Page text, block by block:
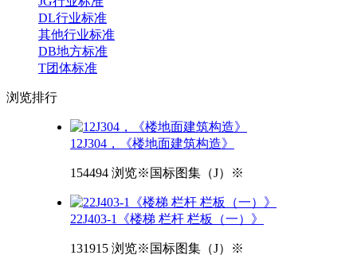
DL行业标准
其他行业标准
DB地方标准
T团体标准
浏览排行
12J304，《楼地面建筑构造》
154494 浏览※国标图集（J）※
22J403-1《楼梯 栏杆 栏板（一）》
131915 浏览※国标图集（J）※